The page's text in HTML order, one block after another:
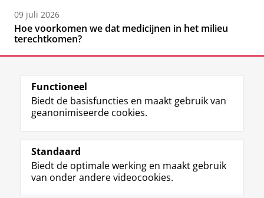
09 juli 2026
Hoe voorkomen we dat medicijnen in het milieu
terechtkomen?
Volg de RUG
F
a
e
b
L
i
k
e
R
S
-
f
I
n
t
Y
o
T
Studiekiezers
Functioneel
Biedt de basisfuncties en maakt gebruik van
geanonimiseerde cookies.
Standaard
Biedt de optimale werking en maakt gebruik
van onder andere videocookies.